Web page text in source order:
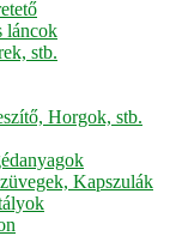
láncok
stb.
Horgok, stb.
Kapszulák